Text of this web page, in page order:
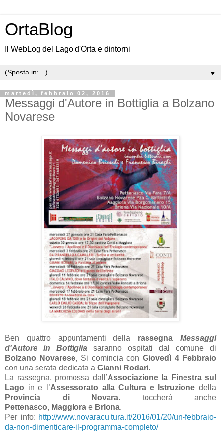
OrtaBlog
Il WebLog del Lago d'Orta e dintorni
▼
martedì, febbraio 02, 2016
Messaggi d'Autore in Bottiglia a Bolzano
Novarese
Ben quattro appuntamenti della rassegnaMessaggi
d'Autore in Bottiglia saranno ospitati dal comune di
Bolzano Novarese, Si comincia conGiovedì 4 Febbraio
con una serata dedicata a Gianni Rodari.
La rassegna, promossa dall’Associazione la Finestra sul
Lago in e l’Assessorato alla Cultura e Istruzione della
Provincia di Novara. toccherà anche
Pettenasco, Maggiora e Briona.
Per info: http://www.novaracultura.it/2016/01/20/un-febbraio-
da-non-dimenticare-il-programma-completo/